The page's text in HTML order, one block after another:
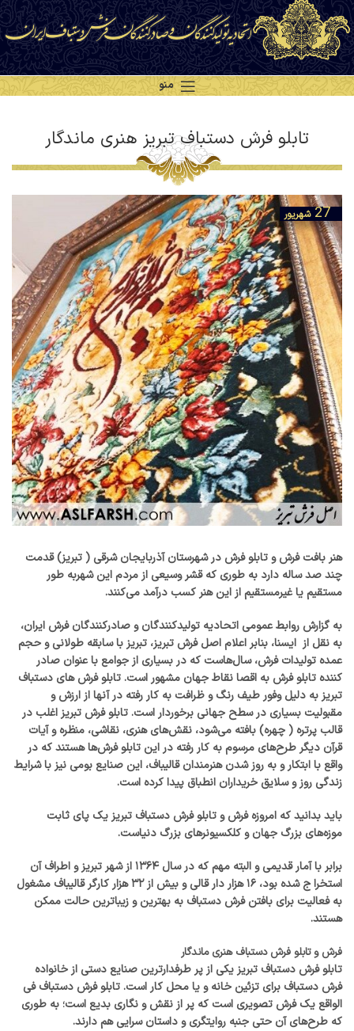
منو
تابلو فرش دستباف تبریز هنری ماندگار
27 شهریور
هنر بافت فرش و تابلو فرش در شهرستان آذربایجان شرقی ( تبریز) قدمت
چند صد ساله دارد به طوری که قشر وسیعی از مردم این شهربه طور
مستقیم یا غیرمستقیم از این هنر کسب درآمد می‌کنند.
به گزارش روابط عمومی اتحادیه تولیدکنندگان و صادرکنندگان فرش ایران،
به نقل از ایسنا، بنابر اعلام اصل فرش تبریز، تبریز با سابقه طولانی و حجم
عمده تولیدات فرش، سال‌هاست که در بسیاری از جوامع با عنوان صادر
کننده تابلو فرش به اقصا نقاط جهان مشهور است. تابلو فرش‌ های دستباف
تبریز به دلیل وفور طیف رنگ و ظرافت به کار رفته در آنها از ارزش و
مقبولیت بسیاری در سطح جهانی برخوردار است. تابلو فرش تبریز اغلب در
قالب پرتره ( چهره) بافته می‌شود، نقش‌های هنری، نقاشی، منظره و آیات
قرآن دیگر طرح‌های مرسوم به کار رفته در این تابلو فرش‌ها هستند که در
واقع با ابتکار و به روز شدن هنرمندان قالیباف، این صنایع بومی نیز با شرایط
زندگی روز و سلایق خریداران انطباق پیدا کرده است.
باید بدانید که امروزه فرش و تابلو فرش دستباف تبریز یک پای ثابت
موزه‌های بزرگ جهان و کلکسیونرهای بزرگ دنیاست.
برابر با آمار قدیمی و البته مهم که در سال ۱۳۶۴ از شهر تبریز و اطراف آن
استخرا ج شده بود، ۱۶ هزار دار قالی و بیش از ۳۲ هزار کارگر قالیباف مشغول
به فعالیت برای بافتن فرش دستباف به بهترین و زیباترین حالت ممکن
هستند.
فرش و تابلو فرش دستباف هنری ماندگار
تابلو فرش دستباف تبریز یکی از پر طرفدارترین صنایع دستی از خانواده
فرش دستباف برای تزئین خانه و یا محل کار است. تابلو فرش دستباف فی
الواقع یک فرش تصویری است که پر از نقش و نگاری بدیع است؛ به طوری
که طرح‌های آن حتی جنبه روایتگری و داستان سرایی هم دارند.